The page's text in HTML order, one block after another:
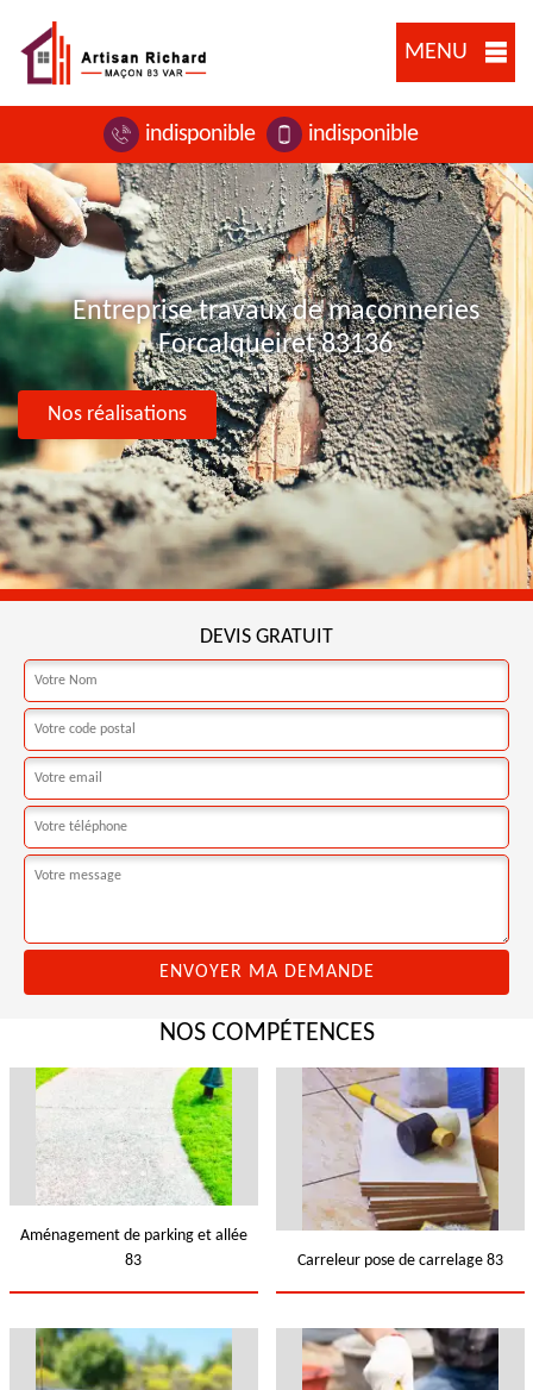
MENU
indisponible indisponible
Entreprise travaux de maçonneries
Forcalqueiret 83136
Nos réalisations
DEVIS GRATUIT
NOS COMPÉTENCES
Aménagement de parking et allée
83
Carreleur pose de carrelage 83